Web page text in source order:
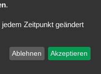
.
Zeitpunkt geändert
Ablehnen Akzeptieren